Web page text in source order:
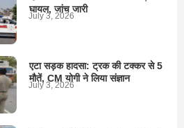
घायल, जांच जारी
July 3, 2026
एटा सड़क हादसा: ट्रक की टक्कर से 5
मौतें, CM योगी ने लिया संज्ञान
July 3, 2026